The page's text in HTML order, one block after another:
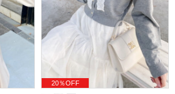
20％OFF